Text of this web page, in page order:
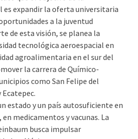
expandir la oferta universitaria
a la juventud
de esta visión, se planea la
tecnológica aeroespacial en
agroalimentaria en el sur del
la carrera de Químico-
como San Felipe del
Ecatepec.
estado y un país autosuficiente en
medicamentos y vacunas. La
busca impulsar